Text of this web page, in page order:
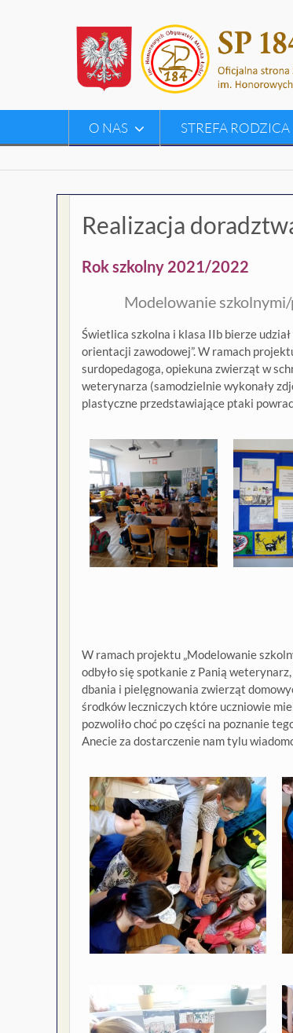
O NAS STREFA RODZICA
Realizacja
Rok szkolny 2021/2022
Modelowanie
Świetlica szkolna i klasa IIb bierze
orientacji zawodowej”. W ramach
surdopedagoga, opiekuna zwierząt w
weterynarza (samodzielnie wykonały
plastyczne przedstawiające ptaki
W ramach projektu „Modelowanie
odbyło się spotkanie z Panią
dbania i pielęgnowania zwierząt
środków leczniczych które uczniowie
pozwoliło choć po części na poznanie
Anecie za dostarczenie nam tylu